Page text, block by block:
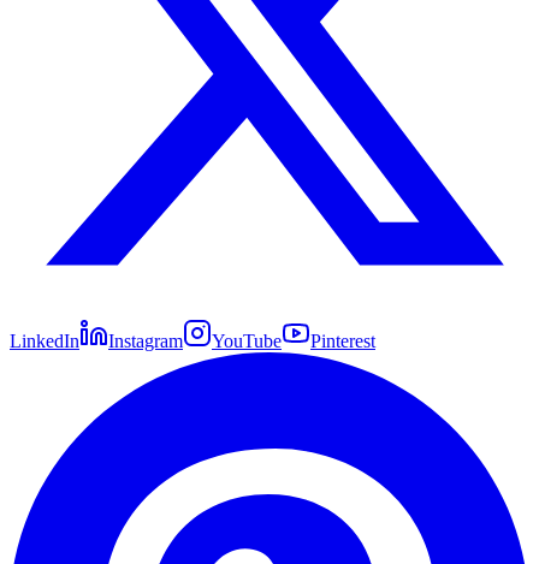
LinkedIn Instagram YouTube Pinterest